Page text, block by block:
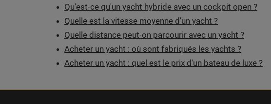
Qu'est-ce qu'un yacht hybride avec un cockpit open ?
Quelle est la vitesse moyenne d'un yacht ?
Quelle distance peut-on parcourir avec un yacht ?
Acheter un yacht : où sont fabriqués les yachts ?
Acheter un yacht : quel est le prix d'un bateau de luxe ?